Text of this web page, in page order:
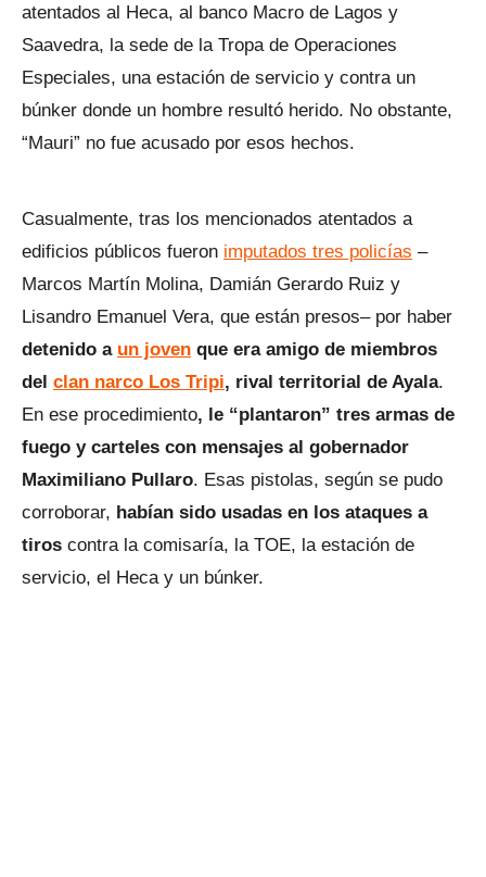
atentados al Heca, al banco Macro de Lagos y
Saavedra, la sede de la Tropa de Operaciones
Especiales, una estación de servicio y contra un
búnker donde un hombre resultó herido. No obstante,
“Mauri” no fue acusado por esos hechos.
Casualmente, tras los mencionados atentados a
edificios públicos fueron imputados tres policías –
Marcos Martín Molina, Damián Gerardo Ruiz y
Lisandro Emanuel Vera, que están presos– por haber
detenido a un joven que era amigo de miembros
del clan narco Los Tripi, rival territorial de Ayala.
En ese procedimiento, le “plantaron” tres armas de
fuego y carteles con mensajes al gobernador
Maximiliano Pullaro. Esas pistolas, según se pudo
corroborar, habían sido usadas en los ataques a
tiros contra la comisaría, la TOE, la estación de
servicio, el Heca y un búnker.